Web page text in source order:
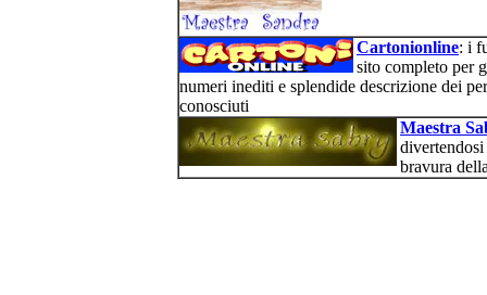
Cartonionline: i
sito completo per
numeri inediti e splendide descrizione dei
conosciuti
Maestra
divertendosi
bravura